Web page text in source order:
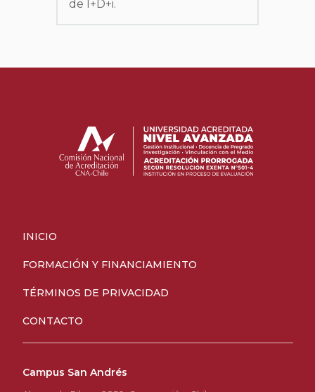
de I+D+i.
INICIO
FORMACIÓN Y FINANCIAMIENTO
TÉRMINOS DE PRIVACIDAD
CONTACTO
Campus San Andrés